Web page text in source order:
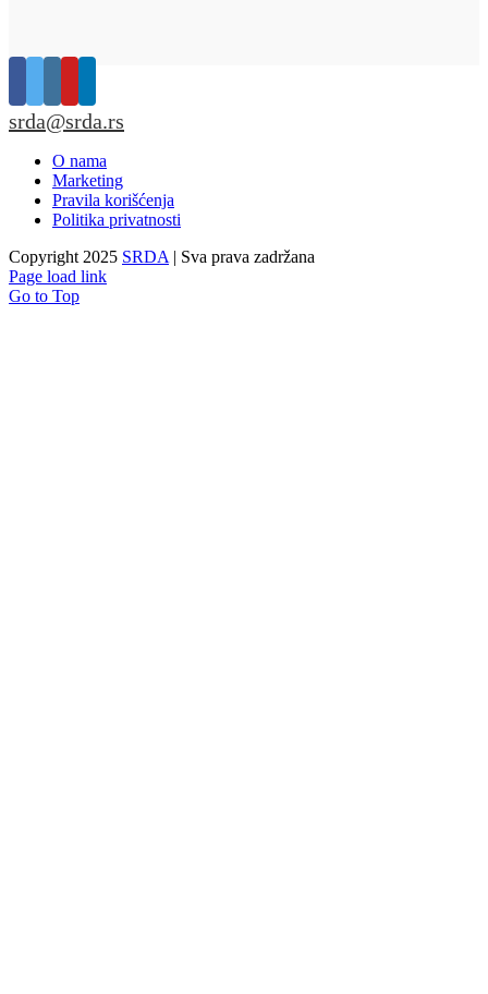
srda@srda.rs
O nama
Marketing
Pravila korišćenja
Politika privatnosti
Copyright 2025 SRDA | Sva prava zadržana
Page load link
Go to Top